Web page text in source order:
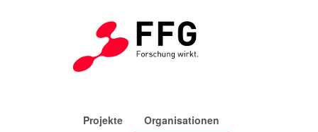
Projekte Organisationen